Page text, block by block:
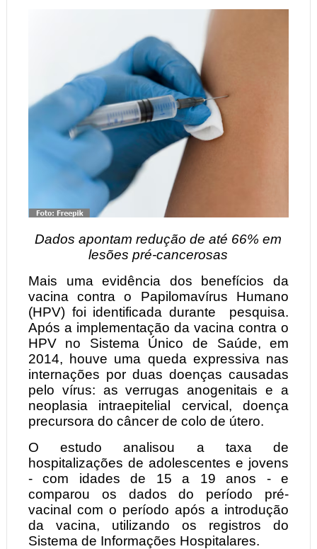
Dados apontam redução de até 66% em
lesões pré-cancerosas
Mais uma evidência dos benefícios da
vacina contra o Papilomavírus Humano
(HPV) foi identificada durante
pesquisa.
Após a implementação da vacina contra o
HPV no Sistema Único de Saúde, em
2014, houve uma queda expressiva nas
internações por duas doenças causadas
pelo vírus: as verrugas anogenitais e a
neoplasia intraepitelial cervical, doença
precursora do câncer de colo de útero.
O estudo analisou a taxa de
hospitalizações de adolescentes e jovens
- com idades de 15 a 19 anos - e
comparou os dados do período pré-
vacinal com o período após a introdução
da vacina, utilizando os registros do
Sistema de Informações Hospitalares.